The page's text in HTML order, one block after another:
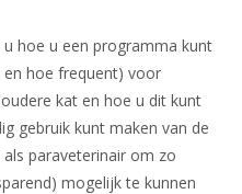
hoe u een programma kunt
hoe frequent) voor
kat en hoe u dit kunt
gebruik kunt maken van de
paraveterinair om zo
mogelijk te kunnen